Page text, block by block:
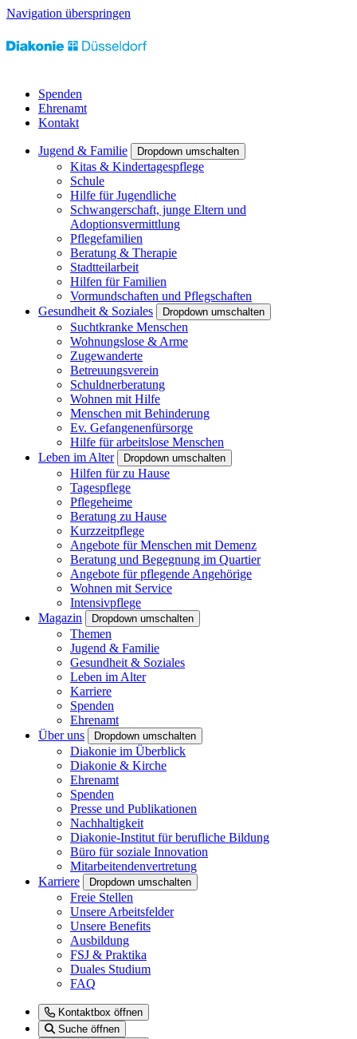
Navigation überspringen
Spenden
Ehrenamt
Kontakt
Jugend & Familie Dropdown umschalten
Kitas & Kindertagespflege
Schule
Hilfe für Jugendliche
Schwangerschaft, junge Eltern und
Adoptionsvermittlung
Pflegefamilien
Beratung & Therapie
Stadtteilarbeit
Hilfen für Familien
Vormundschaften und Pflegschaften
Gesundheit & Soziales
Dropdown umschalten
Suchtkranke Menschen
Wohnungslose & Arme
Zugewanderte
Betreuungsverein
Schuldnerberatung
Wohnen mit Hilfe
Menschen mit Behinderung
Ev. Gefangenenfürsorge
Hilfe für arbeitslose Menschen
Leben im Alter
Dropdown umschalten
Hilfen für zu Hause
Tagespflege
Pflegeheime
Beratung zu Hause
Kurzzeitpflege
Angebote für Menschen mit Demenz
Beratung und Begegnung im Quartier
Angebote für pflegende Angehörige
Wohnen mit Service
Intensivpflege
Magazin
Dropdown umschalten
Themen
Jugend & Familie
Gesundheit & Soziales
Leben im Alter
Karriere
Spenden
Ehrenamt
Über uns
Dropdown umschalten
Diakonie im Überblick
Diakonie & Kirche
Ehrenamt
Spenden
Presse und Publikationen
Nachhaltigkeit
Diakonie-Institut für berufliche Bildung
Büro für soziale Innovation
Mitarbeitendenvertretung
Karriere
Dropdown umschalten
Freie Stellen
Unsere Arbeitsfelder
Unsere Benefits
Ausbildung
FSJ & Praktika
Duales Studium
FAQ
Kontaktbox öffnen
Suche öffnen